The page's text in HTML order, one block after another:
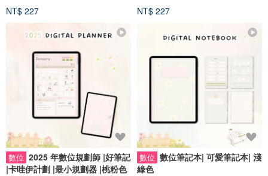
NT$ 227
NT$ 227
數位 2025 年數位規劃師 |好筆記
|卡哇伊計劃 |最小規劃器 |桃粉色
數位 數位筆記本| 可愛筆記本| 淺
綠色